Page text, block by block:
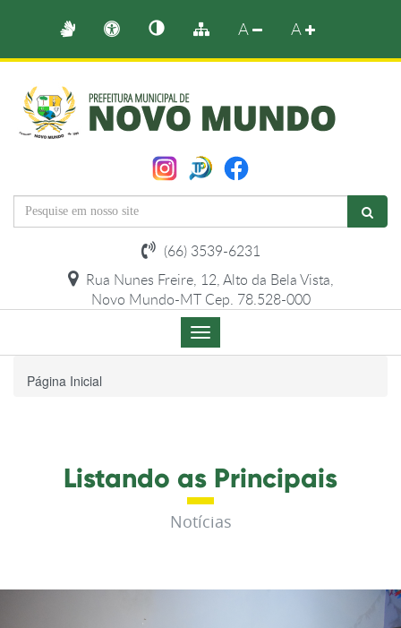
A A
(66) 3539-6231
Rua Nunes Freire, 12, Alto da Bela Vista,
Novo Mundo-MT Cep. 78.528-000
Menu
de
Página Inicial
Listando as Principais
Notícias